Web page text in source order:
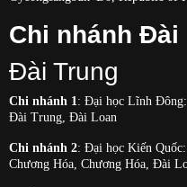
Chi nhánh Đài
Đài Trung
Chi nhánh 1: Đại học Lĩnh
Đài Trung, Đài Loan
Chi nhánh 2: Đại học Kiến
Chương Hóa, Chương Hóa, Đài